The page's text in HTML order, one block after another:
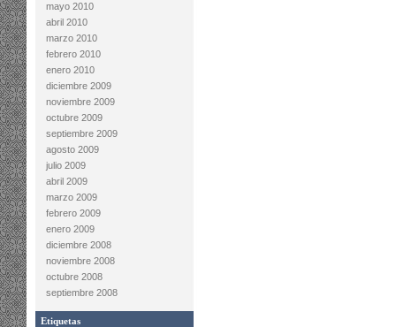
mayo 2010
abril 2010
marzo 2010
febrero 2010
enero 2010
diciembre 2009
noviembre 2009
octubre 2009
septiembre 2009
agosto 2009
julio 2009
abril 2009
marzo 2009
febrero 2009
enero 2009
diciembre 2008
noviembre 2008
octubre 2008
septiembre 2008
Etiquetas